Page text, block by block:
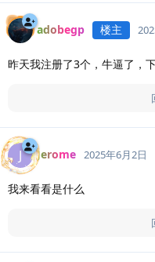
adobegp 楼主
昨天我注册了3个，牛逼了，
J Jerome 2025年6月2日
我来看看是什么